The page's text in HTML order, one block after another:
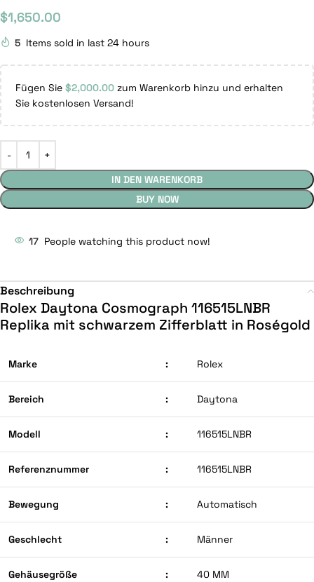
$1,650.00
5 Items sold in last 24 hours
Fügen Sie $2,000.00 zum Warenkorb hinzu und erhalten
Sie kostenlosen Versand!
IN DEN WARENKORB
BUY NOW
17 People watching this product now!
Beschreibung
Rolex Daytona Cosmograph 116515LNBR
Replika mit schwarzem Zifferblatt in Roségold
Marke : Rolex
Bereich : Daytona
Modell : 116515LNBR
Referenznummer : 116515LNBR
Bewegung : Automatisch
Geschlecht : Männer
Gehäusegröße : 40 MM